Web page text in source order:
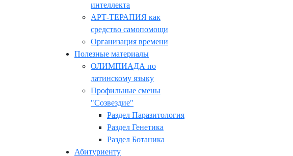
интеллекта
АРТ-ТЕРАПИЯ как
средство самопомощи
Организация времени
Полезные материалы
ОЛИМПИАДА по
латинскому языку
Профильные смены
"Созвездие"
Раздел Паразитология
Раздел Генетика
Раздел Ботаника
Абитуриенту